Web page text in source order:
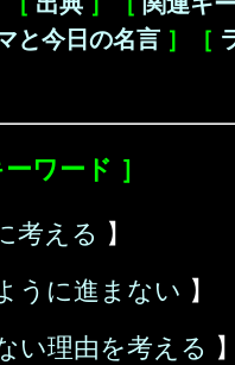
と今日の名言 ］［
ーワード ］
考える 】
うに進まない 】
い理由を考える 】